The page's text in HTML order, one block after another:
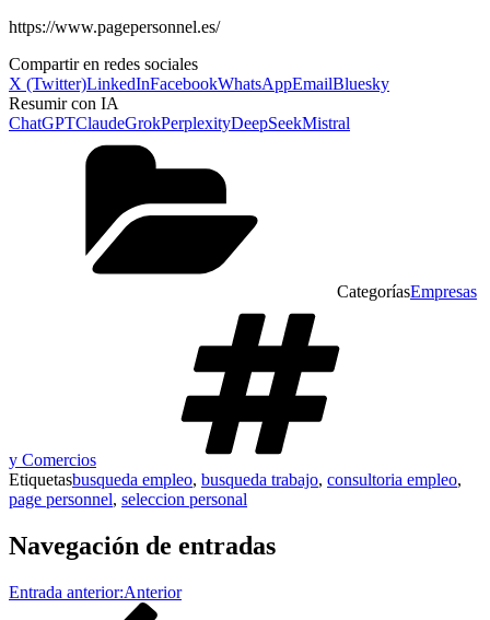
https://www.pagepersonnel.es/
Compartir en redes sociales
X (Twitter)LinkedInFacebookWhatsAppEmailBluesky
Resumir con IA
ChatGPTClaudeGrokPerplexityDeepSeekMistral
CategoríasEmpresas
y Comercios
Etiquetasbusqueda empleo, busqueda trabajo, consultoria empleo,
page personnel, seleccion personal
Navegación de entradas
Entrada anterior:Anterior